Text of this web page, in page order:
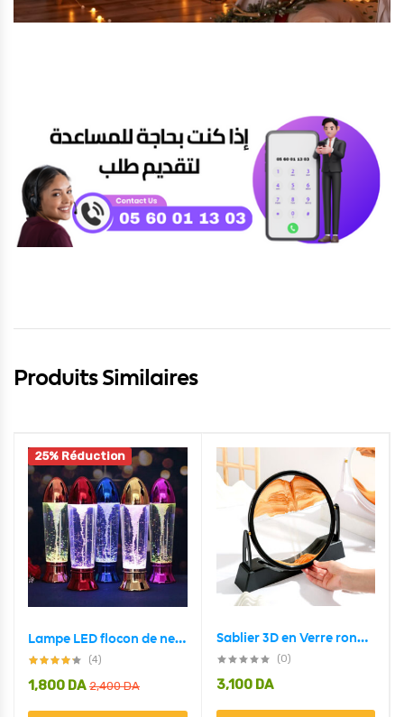
Produits Similaires
25% Réduction
Lampe LED flocon de neige magique rotatif RGB
(4)
2,400DA
1,800 DA
Sablier 3D en Verre rond 12 pouces pour la décoration de la maison
(0)
3,100 DA